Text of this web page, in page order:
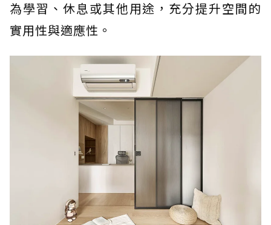
為學習、休息或其他用途，充分提升空間的
實用性與適應性。